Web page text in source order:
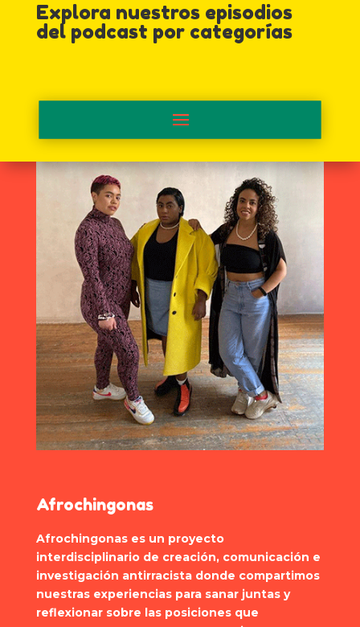
Explora nuestros episodios
del podcast por categorías
Afrochingonas
Afrochingonas es un proyecto
interdisciplinario de creación, comunicación e
investigación antirracista donde compartimos
nuestras experiencias para sanar juntas y
reflexionar sobre las posiciones que